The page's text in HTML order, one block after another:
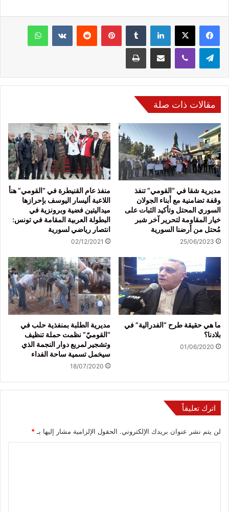
فيسبوك لينكدإن بينتيريست
مقالات ذات صلة
مديرية شقا في “القومي” تنفذ
وقفة تضامنية مع أبناء الجولان
السوري المحتل وتأكيد الثبات على
خيار المقاومة لتحرير آخر شبر
مُحتل من أرضنا السورية
25/06/2023
منفذ عام القنيطرة في “القومي” هنأ
اللاعبة أليسار اليوسف بإحرازها
ميداليتين فضية وبرونزية في
البطولة العربية المقامة في تونس:
انتصار رياضي لسورية
02/12/2021
ما هي حقيقة طرح “الفدرالية” في
بلادنا؟
01/06/2020
مديرية الطلبة بمنفذية حلب في
“القوميّ” نظمت حملة تنظيف
وتشجير لمربع دوار النجمة الذي
سيخمل تسمية ساحة الفداء
18/07/2020
اترك تعليقاً
لن يتم نشر عنوان بريدك الإلكتروني. الحقول الإلزامية مشار إليها بـ*